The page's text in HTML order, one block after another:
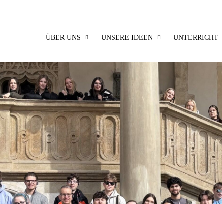
ÜBER UNS UNSERE IDEEN UNTERRICHT